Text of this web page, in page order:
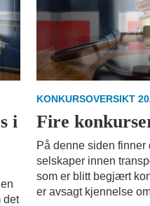
i
det
KONKURSOVERSIKT
Fire
På denne siden finner
selskaper innen
som er blitt begjært
er avsagt kjennelse